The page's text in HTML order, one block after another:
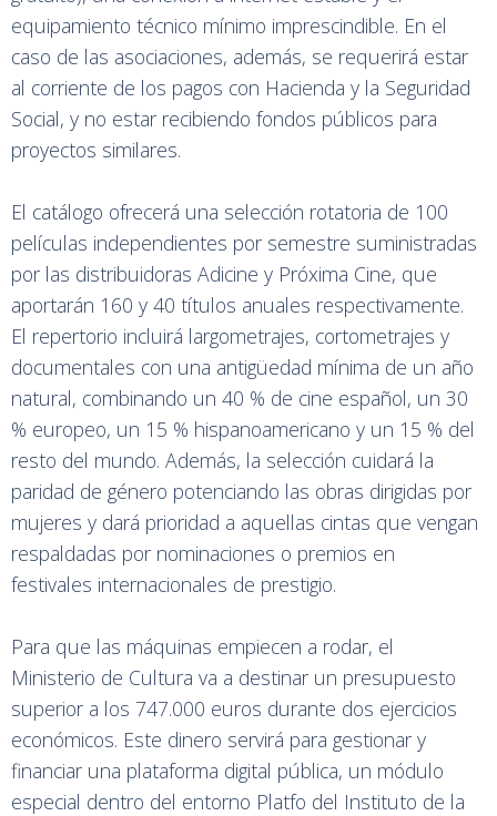
equipamiento técnico mínimo imprescindible. En el
caso de las asociaciones, además, se requerirá estar
al corriente de los pagos con Hacienda y la Seguridad
Social, y no estar recibiendo fondos públicos para
proyectos similares.
El catálogo ofrecerá una selección rotatoria de 100
películas independientes por semestre suministradas
por las distribuidoras Adicine y Próxima Cine, que
aportarán 160 y 40 títulos anuales respectivamente.
El repertorio incluirá largometrajes, cortometrajes y
documentales con una antigüedad mínima de un año
natural, combinando un 40 % de cine español, un 30
% europeo, un 15 % hispanoamericano y un 15 % del
resto del mundo. Además, la selección cuidará la
paridad de género potenciando las obras dirigidas por
mujeres y dará prioridad a aquellas cintas que vengan
respaldadas por nominaciones o premios en
festivales internacionales de prestigio.
Para que las máquinas empiecen a rodar, el
Ministerio de Cultura va a destinar un presupuesto
superior a los 747.000 euros durante dos ejercicios
económicos. Este dinero servirá para gestionar y
financiar una plataforma digital pública, un módulo
especial dentro del entorno Platfo del Instituto de la